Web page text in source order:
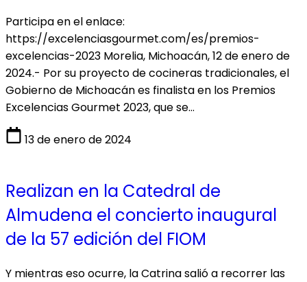
Participa en el enlace:
https://excelenciasgourmet.com/es/premios-
excelencias-2023 Morelia, Michoacán, 12 de enero de
2024.- Por su proyecto de cocineras tradicionales, el
Gobierno de Michoacán es finalista en los Premios
Excelencias Gourmet 2023, que se…
13 de enero de 2024
Realizan en la Catedral de
Almudena el concierto inaugural
de la 57 edición del FIOM
Y mientras eso ocurre, la Catrina salió a recorrer las